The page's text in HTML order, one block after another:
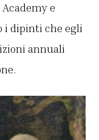
e
i dipinti che egli
annuali